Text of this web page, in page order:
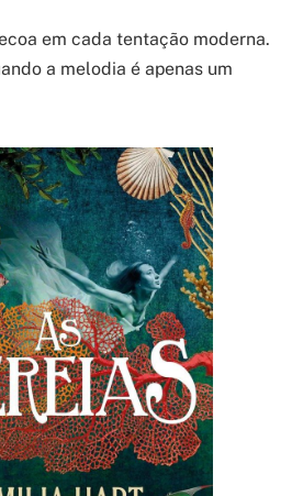
em cada tentação moderna.
a melodia é apenas um